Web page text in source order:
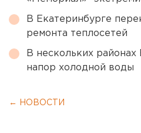
В Екатеринбурге
ремонта теплосетей
В нескольких районах
напор холодной воды
← НОВОСТИ